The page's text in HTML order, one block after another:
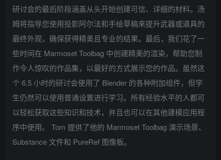
研讨会的最后阶段涵盖从头开始创建可信、详细的材料。汤
姆将指导您使用投影阿尔法和手绘草稿来提升武器或道具的
最终外观，确保获得精美且专业的结果。最后，我们花了一
些时间在 Marmoset Toolbag 中创建精美的渲染，帮助您制
作令人惊叹的作品集，以最好的方式展示您的作品。虽然这
个 6.5 小时的研讨会使用了 Blender 的各种附加组件，但学
生仍然可以使用普通设置进行学习。所有经验水平的人都可
以轻松获取这些知识和技术，并且也可以在其他建模应用程
序中使用。 Tom 提供了他的 Marmoset Toolbag 演示场景、
Substance 文件和 PureRef 图像板。